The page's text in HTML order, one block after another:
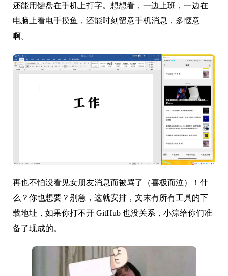
还能用键盘在手机上打字。想想看，一边上班，一边在
电脑上看电手摸鱼，还能时刻留意手机消息，多惬意
啊。
再也不怕没看见女朋友消息而被骂了（喜极而泣）！什
么？你也想要？别急，这就安排，文末有所有工具的下
载地址，如果你打不开 GitHub 也没关系， 小淙给你们准
备了现成的。